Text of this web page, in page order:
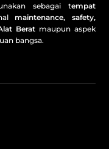
sebagai tempat
maintenance, safety,
Berat maupun aspek
bangsa.